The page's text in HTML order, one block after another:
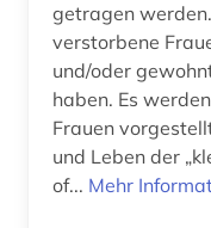
türkei (1)
ungarn (2)
verfolgung (1)
getragen
verstorbene
und/oder
haben. Es
Frauen
und Leben der
of... Mehr